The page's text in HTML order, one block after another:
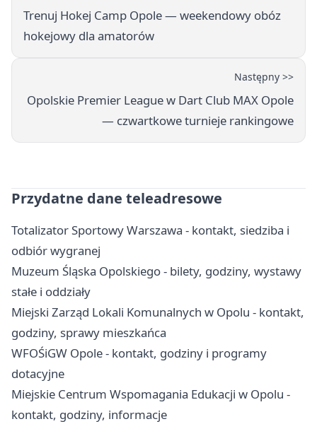
Trenuj Hokej Camp Opole — weekendowy obóz
hokejowy dla amatorów
Następny >>
Opolskie Premier League w Dart Club MAX Opole
— czwartkowe turnieje rankingowe
Przydatne dane teleadresowe
Totalizator Sportowy Warszawa - kontakt, siedziba i
odbiór wygranej
Muzeum Śląska Opolskiego - bilety, godziny, wystawy
stałe i oddziały
Miejski Zarząd Lokali Komunalnych w Opolu - kontakt,
godziny, sprawy mieszkańca
WFOŚiGW Opole - kontakt, godziny i programy
dotacyjne
Miejskie Centrum Wspomagania Edukacji w Opolu -
kontakt, godziny, informacje